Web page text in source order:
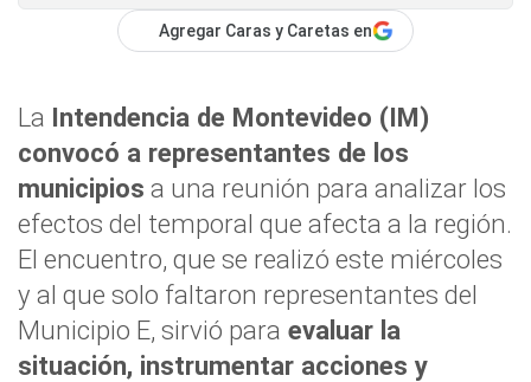
Agregar Caras y Caretas en
La Intendencia de Montevideo (IM)
convocó a representantes de los
municipios a una reunión para analizar los
efectos del temporal que afecta a la región.
El encuentro, que se realizó este miércoles
y al que solo faltaron representantes del
Municipio E, sirvió para evaluar la
situación, instrumentar acciones y